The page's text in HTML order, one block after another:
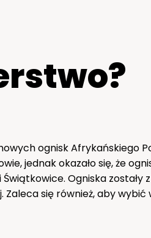
ognisk Afrykańskiego
jednak okazało się, że
Ogniska zostały
się również, aby